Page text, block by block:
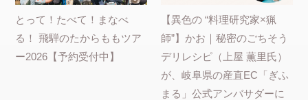
とって！たべて！まなべ
る！ 飛騨のたからももツア
ー2026【予約受付中】
【異色の “料理研究家×猟
師”】かお｜秘密のごちそう
デリレシピ（上屋 薫里氏）
が、岐阜県の産直EC「ぎふ
まる」公式アンバサダーに